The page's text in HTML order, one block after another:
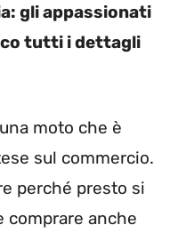
gli appassionati
tutti i dettagli
moto che è
sul commercio.
perché presto si
comprare anche